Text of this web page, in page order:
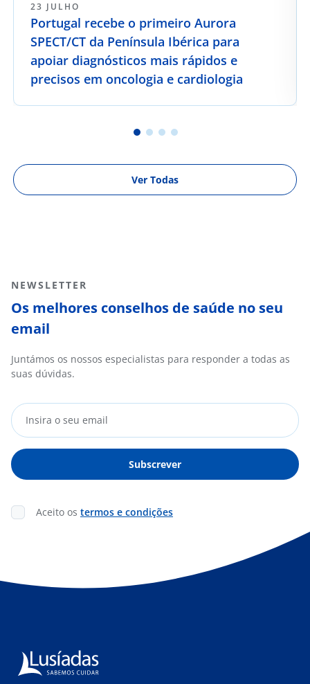
23 JULHO
Portugal recebe o primeiro Aurora
SPECT/CT da Península Ibérica para
apoiar diagnósticos mais rápidos e
precisos em oncologia e cardiologia
Ver Todas
NEWSLETTER
Os melhores conselhos de saúde no seu
email
Juntámos os nossos especialistas para responder a todas as
suas dúvidas.
Aceito os termos e condições